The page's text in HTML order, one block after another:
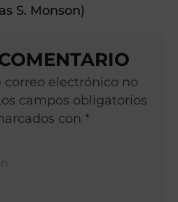
S. Monson)
correo electrónico no
campos obligatorios
con *